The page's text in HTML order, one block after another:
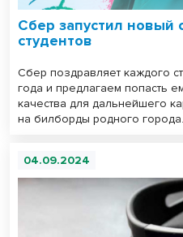
Сбер запустил новый
студентов
Сбер поздравляет каждого
года и предлагаем попасть
качества для дальнейшего
на билборды родного города.
04.09.2024